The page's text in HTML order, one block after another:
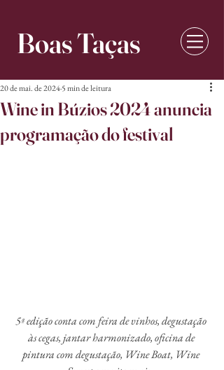
Boas Taças
Wine in Búzios 2024 anuncia
programação do festival
20 de mai. de 20245 min de leitura
5ª edição conta com feira de vinhos, degustação
às cegas, jantar harmonizado, oficina de
pintura com degustação, Wine Boat, Wine